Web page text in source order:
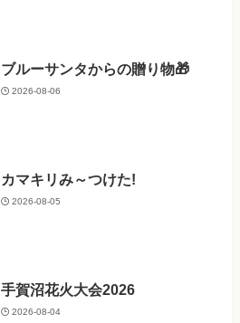
ブルーサンタからの贈り物🎁
2026-08-06
カマキリみ～つけた!
2026-08-05
手賀沼花火大会2026
2026-08-04